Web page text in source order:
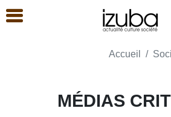
Accueil
MÉDIAS